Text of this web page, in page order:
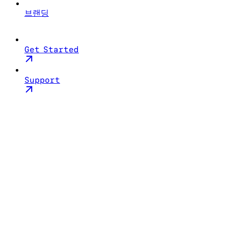
브랜딩
Get Started
Support